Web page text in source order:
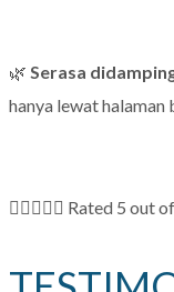
🌿 Serasa
hanya lewat halaman
 Rated 5 out